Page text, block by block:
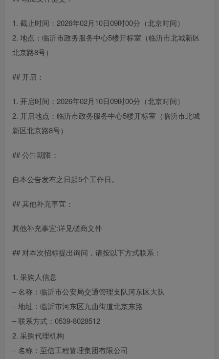
1. 截止时间：2026年02月10日09时00分（北京时间）
2. 地点：临沂市政务服务中心5楼开标室（临沂市北城新区
北京路8号）
## 开启：
1. 开启时间：2026年02月10日09时00分（北京时间）
2. 开启地点：临沂市政务服务中心5楼开标室（临沂市北城
新区北京路8号）
## 公告期限：
自本公告发布之日起5个工作日。
## 其他补充事宜：
其他补充事宜:详见磋商文件
## 对本次招标提出询问，请按以下方式联系：
1. 采购人信息
– 名称：临沂市公安局交通管理支队河东区大队
– 地址：临沂市河东区九曲街道北京东路
– 联系方式：0539-8028512
2. 采购代理机构
– 名称：至信工程管理集团有限公司